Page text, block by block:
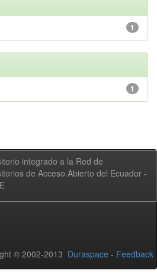
1
1
integrado a la Red de
de Acceso Abierto del Ecuador -
© 2002-2013 Duraspace - Feedback